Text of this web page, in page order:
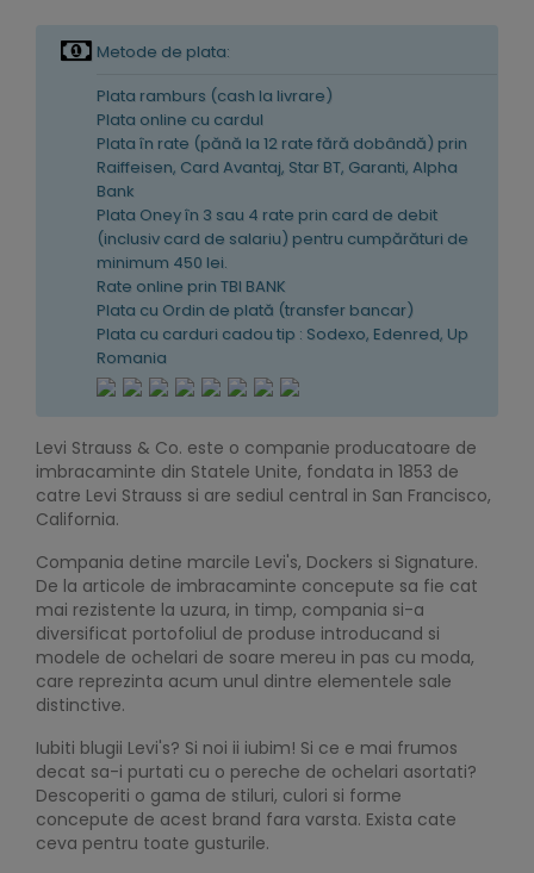
Metode de plata:
Plata ramburs (cash la livrare)
Plata online cu cardul
Plata în rate (pănă la 12 rate fără dobândă) prin
Raiffeisen, Card Avantaj, Star BT, Garanti, Alpha
Bank
Plata Oney în 3 sau 4 rate prin card de debit
(inclusiv card de salariu) pentru cumpărături de
minimum 450 lei.
Rate online prin TBI BANK
Plata cu Ordin de plată (transfer bancar)
Plata cu carduri cadou tip : Sodexo, Edenred, Up
Romania
Levi Strauss & Co. este o companie producatoare de
imbracaminte din Statele Unite, fondata in 1853 de
catre Levi Strauss si are sediul central in San Francisco,
California.
Compania detine marcile Levi's, Dockers si Signature.
De la articole de imbracaminte concepute sa fie cat
mai rezistente la uzura, in timp, compania si-a
diversificat portofoliul de produse introducand si
modele de ochelari de soare mereu in pas cu moda,
care reprezinta acum unul dintre elementele sale
distinctive.
Iubiti blugii Levi's? Si noi ii iubim! Si ce e mai frumos
decat sa-i purtati cu o pereche de ochelari asortati?
Descoperiti o gama de stiluri, culori si forme
concepute de acest brand fara varsta. Exista cate
ceva pentru toate gusturile.